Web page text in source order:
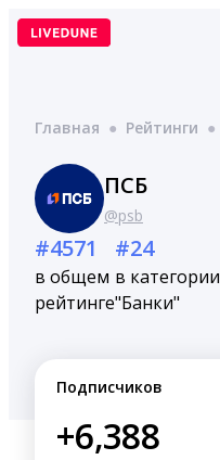
Перейти
Главная ● Рейтинги ●
ПСБ
@psb
#4571
в общем
рейтинге
#24
в категории
"Банки"
Подписчиков
+6,388